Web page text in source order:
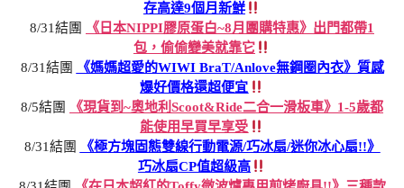
存高達9個月新鮮
8/31結團
《日本NIPPI膠原蛋白~8月團購特惠》出門都帶1
包，偷偷變美就靠它
8/31結團
《媽媽超愛的WIWI BraT/Anlove無鋼圈內衣》質感
爆好價格還超便宜
8/5結團
《現貨到~奧地利Scoot&Ride二合一滑板車》1-5歲都
能使用早買早享受
8/31結團
《極方塊固態雙線行動電源/巧冰扇/迷你冰心扇!!》
巧冰扇CP值超級高